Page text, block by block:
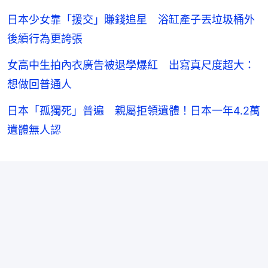
日本少女靠「援交」賺錢追星 浴缸產子丟垃圾桶外
後續行為更誇張
女高中生拍內衣廣告被退學爆紅 出寫真尺度超大：
想做回普通人
日本「孤獨死」普遍 親屬拒領遺體！日本一年4.2萬
遺體無人認